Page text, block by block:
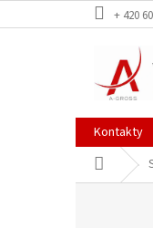
na
+ 420
Kontakty
Domů